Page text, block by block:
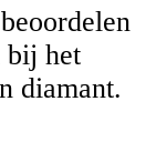
bij het
diamant.